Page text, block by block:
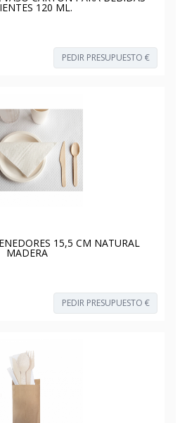
120 ML.
PEDIR PRESUPUESTO €
15,5 CM NATURAL
MADERA
PEDIR PRESUPUESTO €